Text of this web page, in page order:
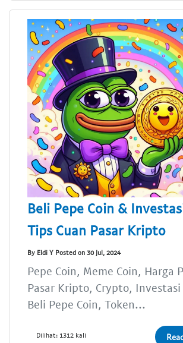
Beli Pepe Coin &
Tips Cuan Pasar Kripto
By Eldi Y Posted on 30 Jul, 2024
Pepe Coin, Meme Coin, Harga
Pasar Kripto, Crypto,
Beli Pepe Coin, Token...
Dilihat: 1312 kali